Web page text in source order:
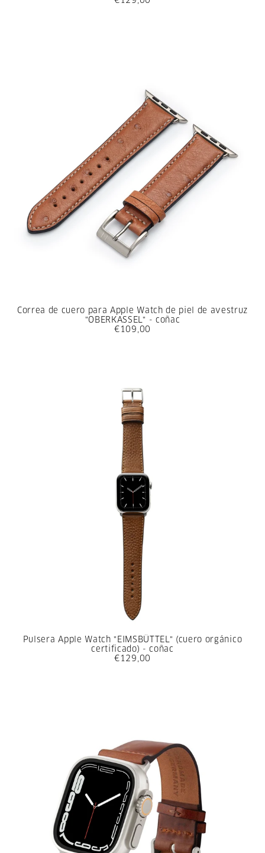
Correa de cuero para Apple Watch de piel de avestruz
"OBERKASSEL" - coñac
€109,00
Pulsera Apple Watch "EIMSBÜTTEL" (cuero orgánico
certificado) - coñac
€129,00